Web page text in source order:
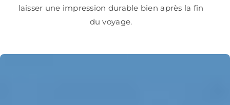
laisser une impression durable bien après la fin
du voyage.